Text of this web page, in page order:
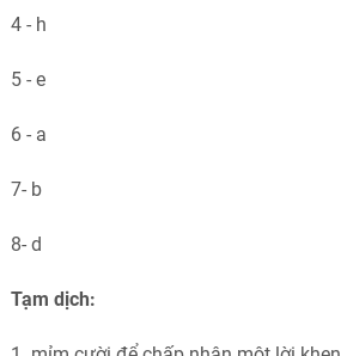
4 - h
5 - e
6 - a
7- b
8- d
Tạm dịch: